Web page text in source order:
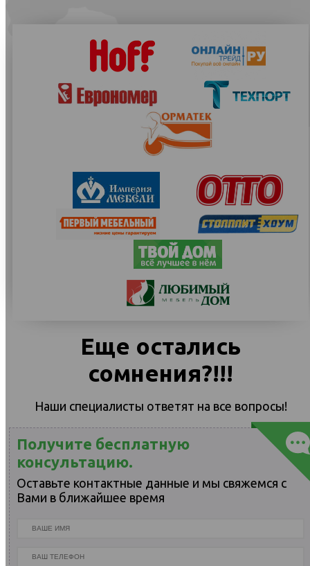
Еще остались
сомнения?!!!
Наши специалисты ответят на все вопросы!
Получите бесплатную
консультацию.
Оставьте контактные данные и мы свяжемся с
Вами в ближайшее время